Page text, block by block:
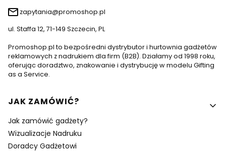
zapytania@promoshop.pl
ul. Staffa 12, 71-149 Szczecin, PL
Promoshop.pl to bezpośredni dystrybutor i hurtownia gadżetów
reklamowych z nadrukiem dla firm (B2B). Działamy od 1998 roku,
oferując doradztwo, znakowanie i dystrybucję w modelu Gifting
as a Service.
Linki w stopce
JAK ZAMÓWIĆ?
Jak zamówić gadżety?
Wizualizacje Nadruku
Doradcy Gadżetowi